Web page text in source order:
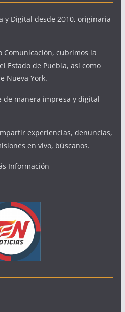
y Digital desde 2010, originaria
Comunicación, cubrimos la
Estado de Puebla, así como
Nueva York.
de manera impresa y digital
experiencias, denuncias,
en vivo, búscanos.
Información